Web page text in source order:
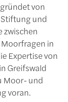
von
und
zwischen
in
Expertise von
Greifswald
Moor- und
voran.